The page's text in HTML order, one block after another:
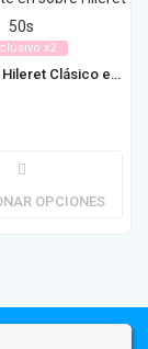
x2
Edulcorante Hileret Clásico en Sobre 50u / 100u
OPCIONES